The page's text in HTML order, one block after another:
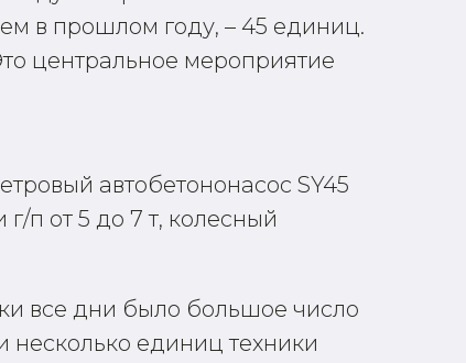
в прошлом году, – 45 единиц.
центральное мероприятие
автобетононасос SY45
п от 5 до 7 т, колесный
все дни было большое число
несколько единиц техники